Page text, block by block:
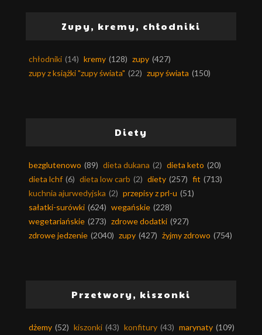
Zupy, kremy, chłodniki
chłodniki (14) kremy (128) zupy (427)
zupy z książki "zupy świata" (22) zupy świata (150)
Diety
bezglutenowo (89) dieta dukana (2) dieta keto (20)
dieta lchf (6) dieta low carb (2) diety (257) fit (713)
kuchnia ajurwedyjska (2) przepisy z prl-u (51)
sałatki-surówki (624) wegańskie (228)
wegetariańskie (273) zdrowe dodatki (927)
zdrowe jedzenie (2040) zupy (427) żyjmy zdrowo (754)
Przetwory, kiszonki
dżemy (52) kiszonki (43) konfitury (43) marynaty (109)